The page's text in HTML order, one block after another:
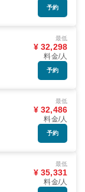
予約
最低
¥ 32,298
料金/人
予約
最低
¥ 32,486
料金/人
予約
最低
¥ 35,331
料金/人